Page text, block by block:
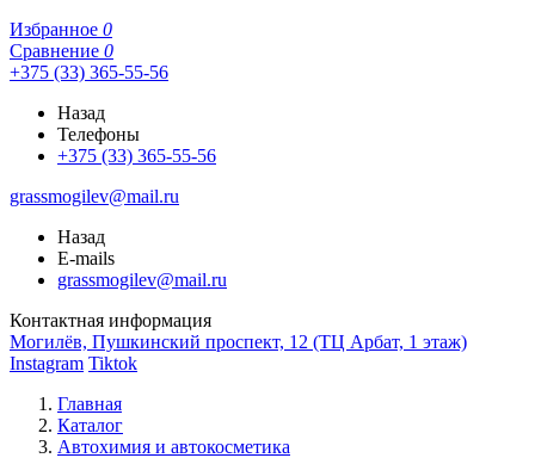
Избранное 0
Сравнение 0
+375 (33) 365-55-56
Назад
Телефоны
+375 (33) 365-55-56
grassmogilev@mail.ru
Назад
E-mails
grassmogilev@mail.ru
Контактная информация
Могилёв, Пушкинский проспект, 12 (ТЦ Арбат, 1 этаж)
Instagram Tiktok
Главная
Каталог
Автохимия и автокосметика